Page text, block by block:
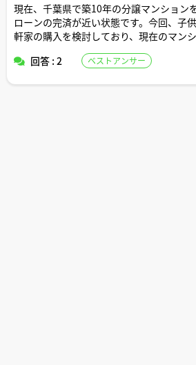
現在、千葉県で築10年の分譲マンション
ローンの完済が近い状態です。今回、子
軒家の購入を検討しており、現在のマン
軒家のローンに補填するか迷っています
回答 : 2 ベストアンサー